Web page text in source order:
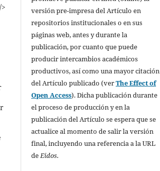
versión pre-impresa del Artículo en
repositorios institucionales o en sus
páginas web, antes y durante la
publicación, por cuanto que puede
producir intercambios académicos
productivos, así como una mayor citación
del Artículo publicado (verThe Effect of
Open Access). Dicha publicación durante
el proceso de producción y en la
publicación del Artículo se espera que se
actualice al momento de salir la versión
final, incluyendo una referencia a la URL
deEidos.